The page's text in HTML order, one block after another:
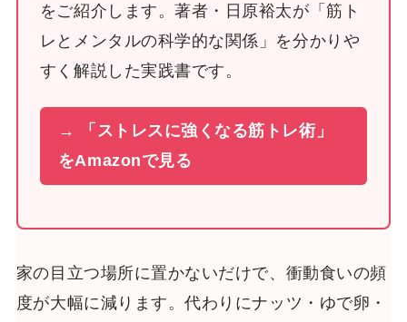
をご紹介します。著者・日原裕太が「筋ト
レとメンタルの科学的な関係」を分かりや
すく解説した実践書です。
→ 「ストレスに強くなる筋トレ術」
をAmazonで見る
家の目立つ場所に置かないだけで、衝動食いの頻
度が大幅に減ります。代わりにナッツ・ゆで卵・